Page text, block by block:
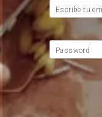
Escribe tu
Password